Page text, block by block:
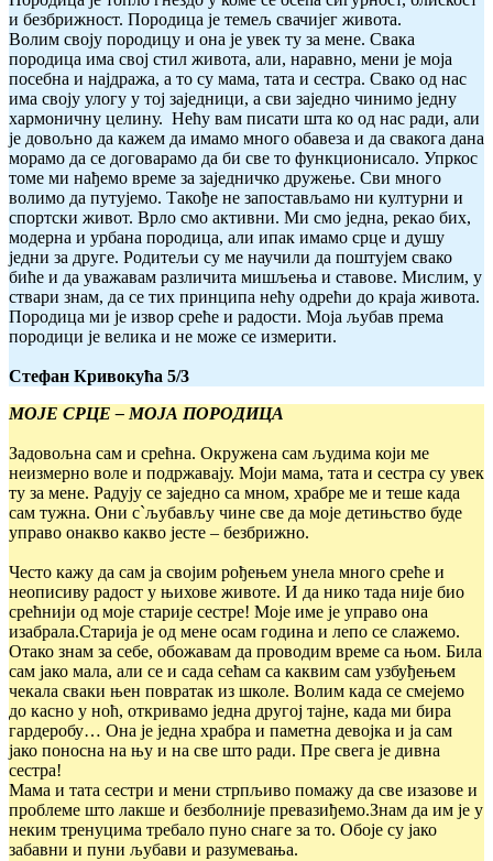
и безбрижност. Породица је темељ свачијег живота.
Волим своју породицу и она је увек ту за мене. Свака
породица има свој стил живота, али, наравно, мени је моја
посебна и најдража, а то су мама, тата и сестра. Свако од нас
има своју улогу у тој заједници, а сви заједно чинимо једну
хармоничну целину. Нећу вам писати шта ко од нас ради, али
је довољно да кажем да имамо много обавеза и да свакога дана
морамо да се договарамо да би све то функционисало. Упркос
томе ми нађемо време за заједничко дружење. Сви много
волимо да путујемо. Такође не запостављамо ни културни и
спортски живот. Врло смо активни. Ми смо једна, рекао бих,
модерна и урбана породица, али ипак имамо срце и душу
једни за друге. Родитељи су ме научили да поштујем свако
биће и да уважавам различита мишљења и ставове. Мислим, у
ствари знам, да се тих принципа нећу одрећи до краја живота.
Породица ми је извор среће и радости. Моја љубав према
породици је велика и не може се измерити.
Стефан Кривокућа 5/3
МОЈЕ СРЦЕ – МОЈА ПОРОДИЦА
Задовољна сам и срећна. Окружена сам људима који ме
неизмерно воле и подржавају. Моји мама, тата и сестра су увек
ту за мене. Радују се заједно са мном, храбре ме и теше када
сам тужна. Они с`љубављу чине све да моје детињство буде
управо онакво какво јесте – безбрижно.
Често кажу да сам ја својим рођењем унела много среће и
неописиву радост у њихове животе. И да нико тада није био
срећнији од моје старије сестре! Моје име је управо она
изабрала.Старија је од мене осам година и лепо се слажемо.
Отако знам за себе, обожавам да проводим време са њом. Била
сам јако мала, али се и сада сећам са каквим сам узбуђењем
чекала сваки њен повратак из школе. Волим када се смејемо
до касно у ноћ, откривамо једна другој тајне, када ми бира
гардеробу… Она је једна храбра и паметна девојка и ја сам
јако поносна на њу и на све што ради. Пре свега је дивна
сестра!
Мама и тата сестри и мени стрпљиво помажу да све изазове и
проблеме што лакше и безболније превазиђемо.Знам да им је у
неким тренуцима требало пуно снаге за то. Обоје су јако
забавни и пуни љубави и разумевања.